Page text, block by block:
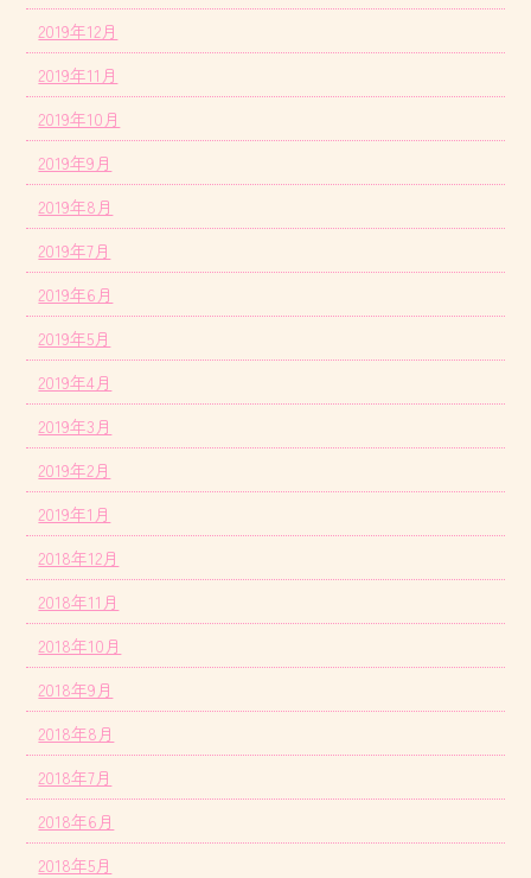
2019年12月
2019年11月
2019年10月
2019年9月
2019年8月
2019年7月
2019年6月
2019年5月
2019年4月
2019年3月
2019年2月
2019年1月
2018年12月
2018年11月
2018年10月
2018年9月
2018年8月
2018年7月
2018年6月
2018年5月